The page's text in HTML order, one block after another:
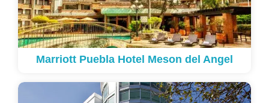
Marriott Puebla Hotel Meson del Angel